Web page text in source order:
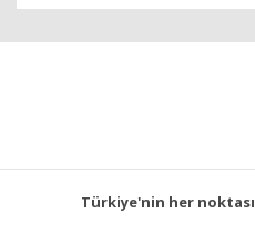
Türkiye'nin her